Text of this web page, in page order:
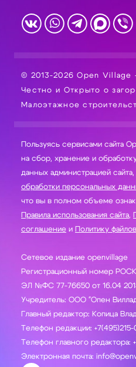
© 2013-2026 Open Village
Честно и Открыто о
Малоэтажное
Пользуясь сервисами сайта
на сбор, хранение и обработку ваших персональных
данных администрацией
обработки персональных
что вы в полном объеме
Правила использования сайта,
соглашение и Политику
Сетевое издание openvillage
Регистрационный номер
ЭЛ №ФС 77-76650 от 16.04
Учредитель: ООО "Опен
Главный редактор: Копица
Телефон редакции:
Телефон главного редактора:
Электронная почта: